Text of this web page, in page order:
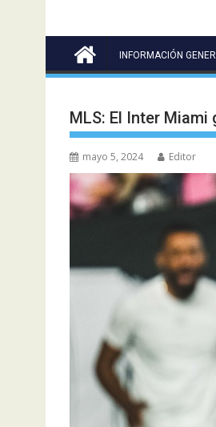
INFORMACIÓN
MLS: El Inter Miami
mayo 5, 2024 Editor